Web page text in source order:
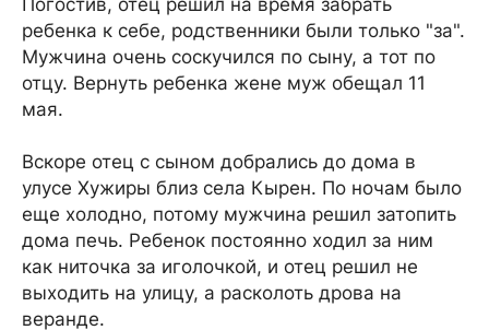
Погостив, отец решил на время забрать
ребенка к себе, родственники были только "за".
Мужчина очень соскучился по сыну, а тот по
отцу. Вернуть ребенка жене муж обещал 11
мая.
Вскоре отец с сыном добрались до дома в
улусе Хужиры близ села Кырен. По ночам было
еще холодно, потому мужчина решил затопить
дома печь. Ребенок постоянно ходил за ним
как ниточка за иголочкой, и отец решил не
выходить на улицу, а расколоть дрова на
веранде.